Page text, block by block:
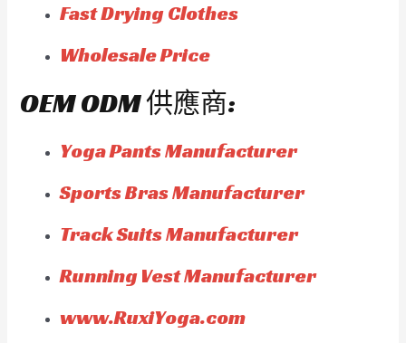
Fast Drying Clothes
Wholesale Price
OEM ODM 供應商:
Yoga Pants Manufacturer
Sports Bras Manufacturer
Track Suits Manufacturer
Running Vest Manufacturer
www.RuxiYoga.com